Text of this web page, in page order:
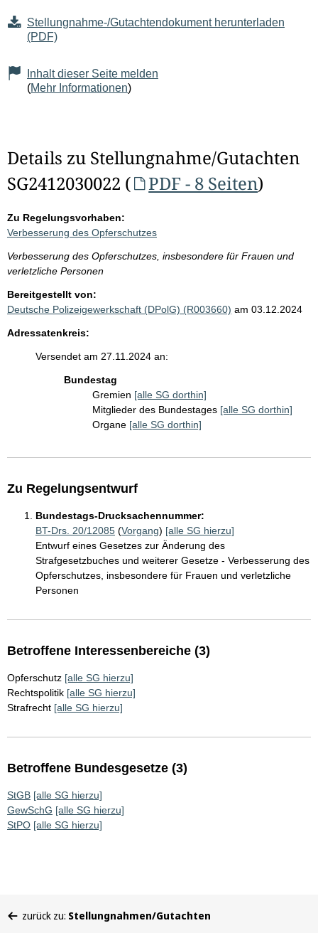
Stellungnahme-/Gutachtendokument herunterladen
(PDF)
Inhalt dieser Seite melden
(Mehr Informationen)
Details zu Stellungnahme/Gutachten
SG2412030022 (
PDF - 8 Seiten)
Zu Regelungsvorhaben:
Verbesserung des Opferschutzes
Verbesserung des Opferschutzes, insbesondere für Frauen und
verletzliche Personen
Bereitgestellt von:
Deutsche Polizeigewerkschaft (DPolG) (R003660) am 03.12.2024
Adressatenkreis:
Versendet am 27.11.2024 an:
Bundestag
Gremien [alle SG dorthin]
Mitglieder des Bundestages [alle SG dorthin]
Organe [alle SG dorthin]
Zu Regelungsentwurf
Bundestags-Drucksachennummer:
BT-Drs. 20/12085 (Vorgang) [alle SG hierzu]
Entwurf eines Gesetzes zur Änderung des
Strafgesetzbuches und weiterer Gesetze - Verbesserung des
Opferschutzes, insbesondere für Frauen und verletzliche
Personen
Betroffene Interessenbereiche (3)
Opferschutz [alle SG hierzu]
Rechtspolitik [alle SG hierzu]
Strafrecht [alle SG hierzu]
Betroffene Bundesgesetze (3)
StGB [alle SG hierzu]
GewSchG [alle SG hierzu]
StPO [alle SG hierzu]
befinden
zurück zu: Stellungnahmen/Gutachten